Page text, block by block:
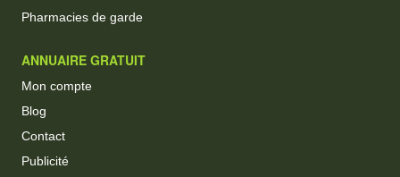
Pharmacies de garde
ANNUAIRE GRATUIT
Mon compte
Blog
Contact
Publicité